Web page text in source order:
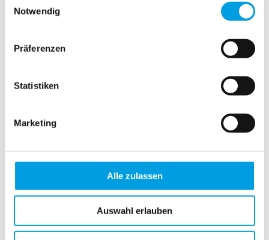
Notwendig
Präferenzen
Statistiken
Marketing
Alle zulassen
Auswahl erlauben
Ich bin nicht sicher
Klicke oder ziehe Dateien in diesen
Bereich zum Hochladen.
Du kannst bis zu 10 Dateien
hochladen.